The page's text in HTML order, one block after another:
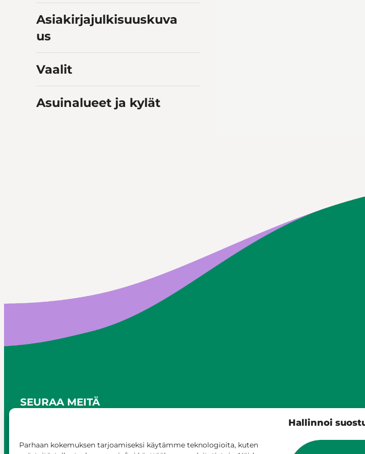
Hallinnoi
Parhaan kokemuksen tarjoamiseksi käytämme teknologioita, kuten
Asiakirjajulkisuuskuva
us
Vaalit
Asuinalueet ja kylät
SEURAA MEITÄ